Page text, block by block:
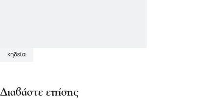
κηδεία
Διαβάστε επίσης